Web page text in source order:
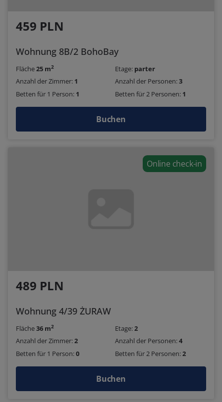
459 PLN
Wohnung 8B/2 BohoBay
Fläche25 m2 Etage: parter
Anzahl der Zimmer: 1 Anzahl der Personen:3
Betten für 1 Person: 1 Betten für 2 Personen: 1
Buchen
Online check-in
489 PLN
Wohnung 4/39 ŻURAW
Fläche36 m2 Etage:2
Anzahl der Zimmer:2 Anzahl der Personen:4
Betten für 1 Person:0 Betten für 2 Personen:2
Buchen